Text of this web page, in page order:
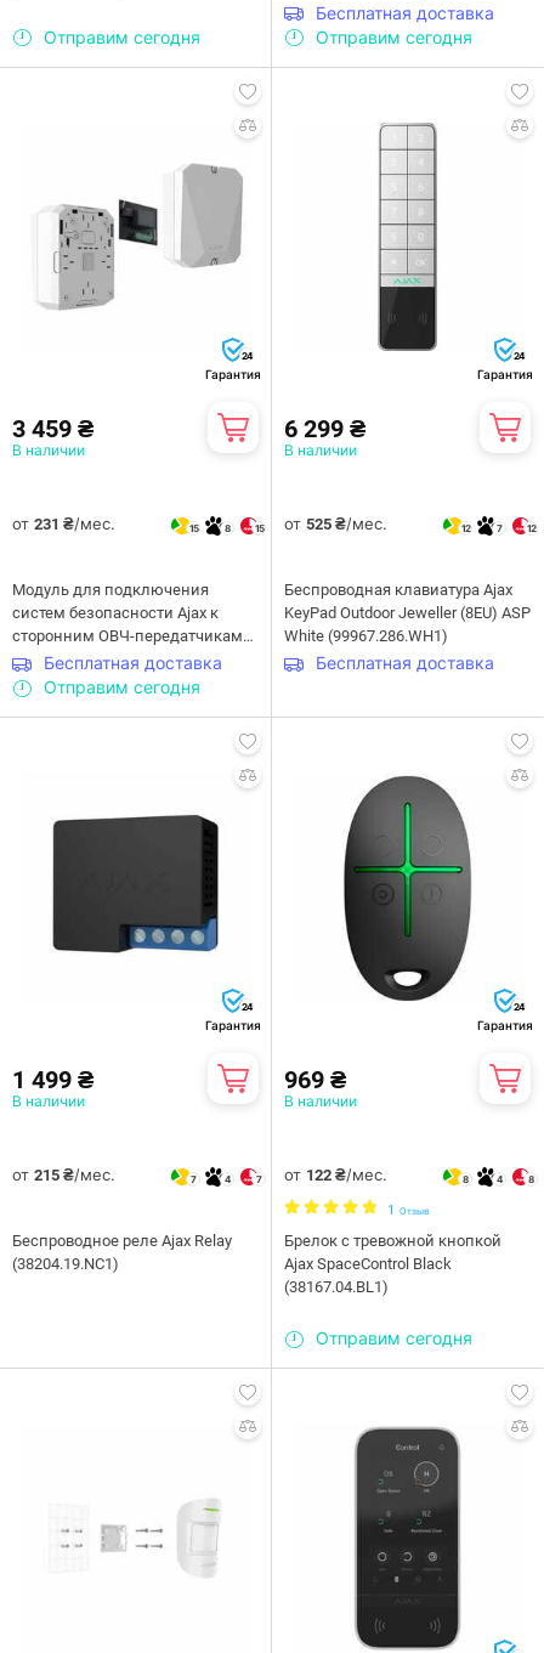
Отправим сегодня
Бесплатная доставка
Отправим сегодня
24
Гарантия
3 459 ₴
В наличии
от 231 ₴/мес. 15 8 15
Модуль для подключения
систем безопасности Ajax к
сторонним ОВЧ-передатчикам
vhfBridge (в корпусе)
(25353.92.WH1)
Бесплатная доставка
Отправим сегодня
24
Гарантия
6 299 ₴
В наличии
от 525 ₴/мес. 12 7 12
Беспроводная клавиатура Ajax
KeyPad Outdoor Jeweller (8EU) ASP
White (99967.286.WH1)
Бесплатная доставка
24
Гарантия
1 499 ₴
В наличии
от 215 ₴/мес. 7 4 7
Беспроводное реле Ajax Relay
(38204.19.NC1)
24
Гарантия
969 ₴
В наличии
от 122 ₴/мес. 8 4 8
1 Отзыв
Брелок с тревожной кнопкой
Ajax SpaceControl Black
(38167.04.BL1)
Отправим сегодня